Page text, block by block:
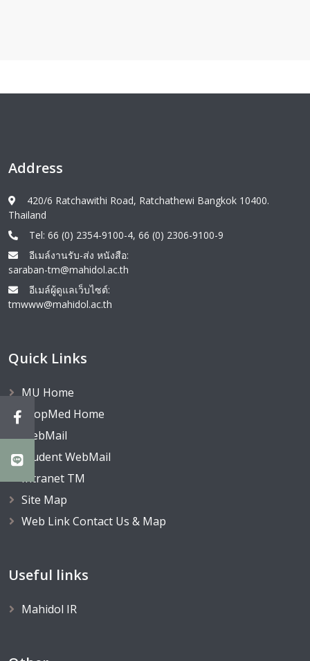
Address
420/6 Ratchawithi Road, Ratchathewi Bangkok 10400.
Thailand
Tel: 66 (0) 2354-9100-4, 66 (0) 2306-9100-9
อีเมล์งานรับ-ส่ง หนังสือ:
saraban-tm@mahidol.ac.th
อีเมล์ผู้ดูแลเว็บไซต์:
tmwww@mahidol.ac.th
Quick Links
MU Home
TropMed Home
WebMail
Student WebMail
Intranet TM
Site Map
Web Link Contact Us & Map
Useful links
Mahidol IR